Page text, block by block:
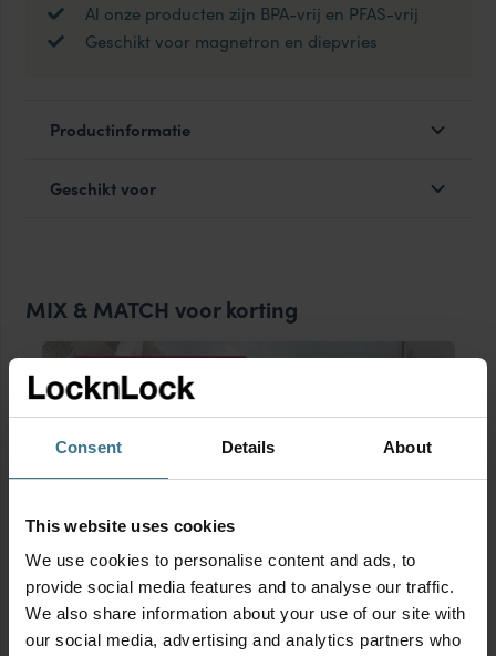
Consent Details About
This website uses cookies
We use cookies to personalise content and ads, to
provide social media features and to analyse our traffic.
We also share information about your use of our site with
our social media, advertising and analytics partners who
Al onze producten zijn BPA-vrij en PFAS-vrij
Geschikt voor magnetron en diepvries
Productinformatie
Geschikt voor
MIX & MATCH voor korting